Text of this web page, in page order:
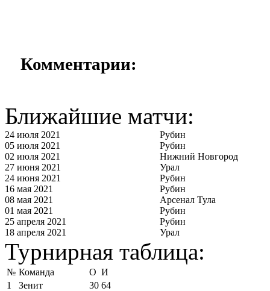
Комментарии:
Ближайшие матчи:
24 июля 2021
Рубин
05 июля 2021
Рубин
02 июля 2021
Нижний Новгород
27 июня 2021
Урал
24 июня 2021
Рубин
16 мая 2021
Рубин
08 мая 2021
Арсенал Тула
01 мая 2021
Рубин
25 апреля 2021
Рубин
18 апреля 2021
Урал
Турнирная таблица:
№ Команда О И
1
Зенит 30 64